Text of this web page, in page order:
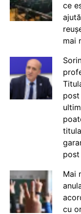
ce
mai
post
Mai
cu